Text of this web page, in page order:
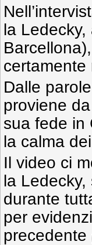
la
certamente
Dalle
proviene
sua fede in
la calma
Il video ci
la Ledecky,
durante
per
precedente